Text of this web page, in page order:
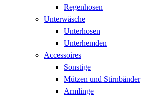
Regenhosen
Unterwäsche
Unterhosen
Unterhemden
Accessoires
Sonstige
Mützen und Stirnbänder
Armlinge